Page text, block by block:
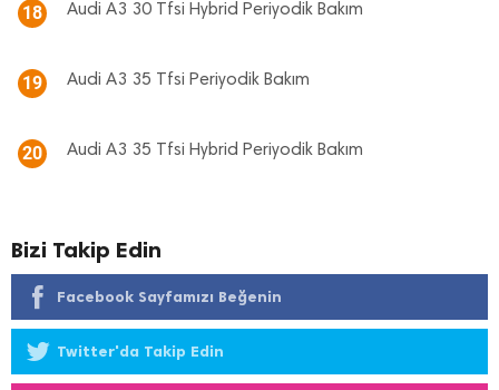
18 Audi A3 30 Tfsi Hybrid Periyodik Bakım
19 Audi A3 35 Tfsi Periyodik Bakım
20 Audi A3 35 Tfsi Hybrid Periyodik Bakım
Bizi Takip Edin
Facebook Sayfamızı Beğenin
Twitter'da Takip Edin